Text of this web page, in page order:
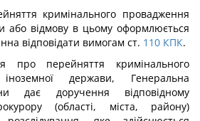
кримінального провадження
або відмову в цьому оформлюється
відповідати вимогам ст. 110 КПК.
про перейняття кримінального
держави, Генеральна
дає доручення відповідному
(області, міста, району)